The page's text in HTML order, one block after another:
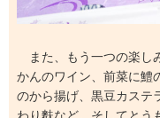
また、もう一つの楽し
かんのワイン、前菜に鱧
のから揚げ、黒豆カステ
わり麩など。そしてとう